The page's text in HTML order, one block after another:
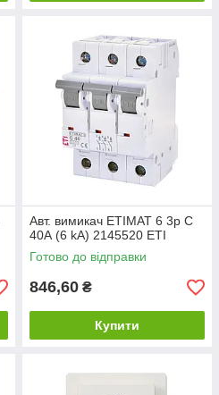
Авт. вимикач ETIMAT 6 3p C
40А (6 kA) 2145520 ETI
Готово до відправки
846,60 ₴
Купити